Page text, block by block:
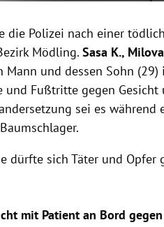
die Polizei nach einer
Mödling.Sasa K.,
und dessen Sohn
und Fußtritte gegen Gesicht
sei es während
dürfte sich Täter und Opfer
mit Patient an Bord